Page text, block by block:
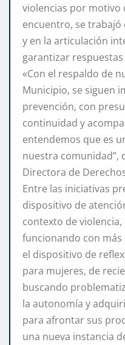
violencias por motivo
encuentro, se
y en la articulación
garantizar
«Con el respaldo de
Municipio, se siguen
prevención, con
continuidad y
entendemos que es
nuestra comunidad”,
Directora de
Entre las iniciativas
dispositivo de
contexto de
funcionando con más
el dispositivo de
para mujeres, de
buscando
la autonomía y
para afrontar sus
una nueva instancia